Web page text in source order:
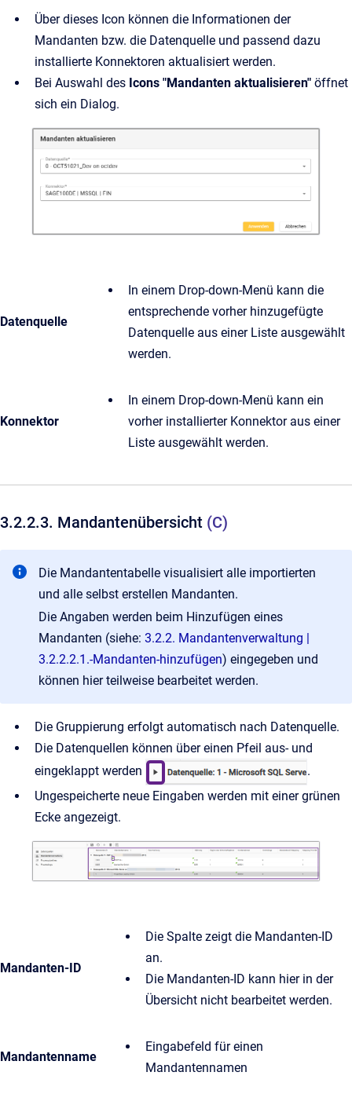
Über dieses Icon können die Informationen der
Mandanten bzw. die Datenquelle und passend dazu
installierte Konnektoren aktualisiert werden.
Bei Auswahl des Icons "Mandanten aktualisieren" öffnet
sich ein Dialog.
Datenquelle
In einem Drop-down-Menü kann die
entsprechende vorher hinzugefügte
Datenquelle aus einer Liste ausgewählt
werden.
Konnektor
In einem Drop-down-Menü kann ein
vorher installierter Konnektor aus einer
Liste ausgewählt werden.
3.2.2.3. Mandantenübersicht (C)
Die Mandantentabelle visualisiert alle importierten
und alle selbst erstellen Mandanten.
Die Angaben werden beim Hinzufügen eines
Mandanten (siehe: 3.2.2. Mandantenverwaltung |
3.2.2.2.1.-Mandanten-hinzufügen) eingegeben und
können hier teilweise bearbeitet werden.
Die Gruppierung erfolgt automatisch nach Datenquelle.
Die Datenquellen können über einen Pfeil aus- und
eingeklappt werden
.
Ungespeicherte neue Eingaben werden mit einer grünen
Ecke angezeigt.
Mandanten-ID
Die Spalte zeigt die Mandanten-ID
an.
Die Mandanten-ID kann hier in der
Übersicht nicht bearbeitet werden.
Mandantenname
Eingabefeld für einen
Mandantennamen